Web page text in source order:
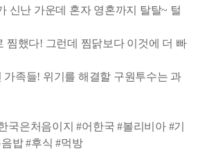
신난 가운데 혼자 영혼까지 탈탈~ 털
찜했다! 그런데 찜닭보다 이것에 더 빠
족들! 위기를 해결할 구원투수는 과
국은처음이지 #어한국 #볼리비아 #기
밥 #후식 #먹방